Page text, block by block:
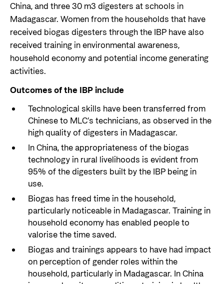
China, and three 30 m3 digesters at schools in
Madagascar. Women from the households that have
received biogas digesters through the IBP have also
received training in environmental awareness,
household economy and potential income generating
activities.
Outcomes of the IBP include
Technological skills have been transferred from
Chinese to MLC’s technicians, as observed in the
high quality of digesters in Madagascar.
In China, the appropriateness of the biogas
technology in rural livelihoods is evident from
95% of the digesters built by the IBP being in
use.
Biogas has freed time in the household,
particularly noticeable in Madagascar. Training in
household economy has enabled people to
valorise the time saved.
Biogas and trainings appears to have had impact
on perception of gender roles within the
household, particularly in Madagascar. In China